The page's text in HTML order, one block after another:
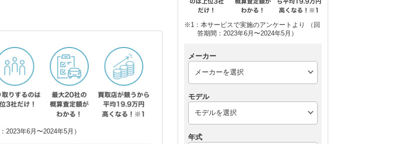
年6月〜2024年5月）
※1：本サービスで実施のアンケートより （回
答期間：2023年6月〜2024年5月）
メーカー
モデル
年式